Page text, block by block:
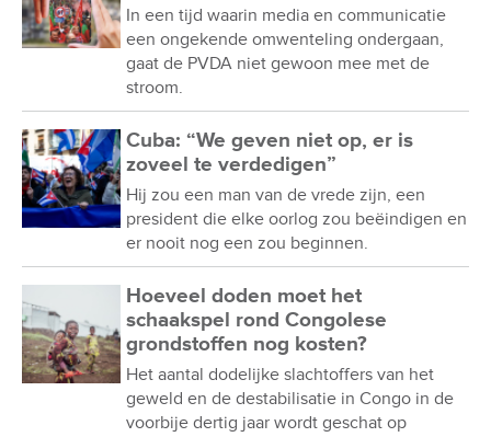
In een tijd waarin media en communicatie
een ongekende omwenteling ondergaan,
gaat de PVDA niet gewoon mee met de
stroom.
Cuba: “We geven niet op, er is
zoveel te verdedigen”
Hij zou een man van de vrede zijn, een
president die elke oorlog zou beëindigen en
er nooit nog een zou beginnen.
Hoeveel doden moet het
schaakspel rond Congolese
grondstoffen nog kosten?
Het aantal dodelijke slachtoffers van het
geweld en de destabilisatie in Congo in de
voorbije dertig jaar wordt geschat op